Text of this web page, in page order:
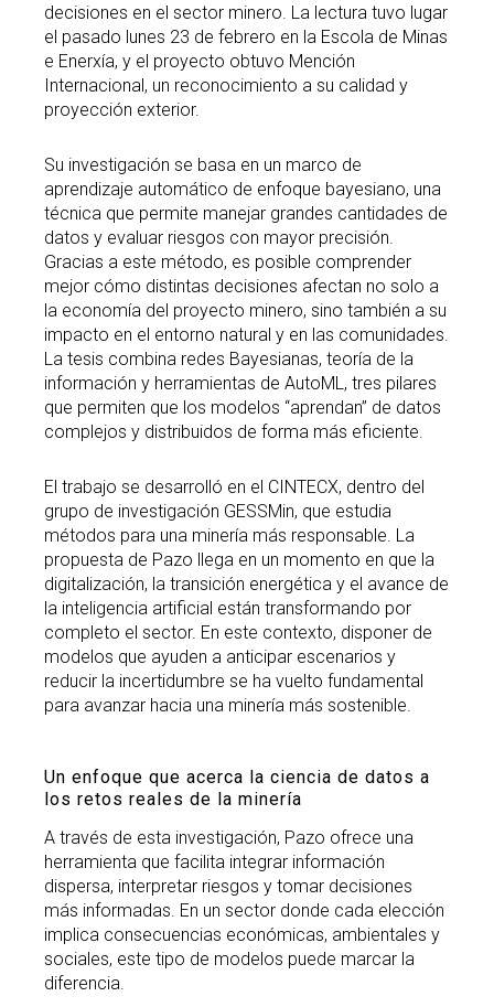
decisiones en el sector minero. La lectura tuvo lugar
el pasado lunes 23 de febrero en la Escola de Minas
e Enerxía, y el proyecto obtuvo Mención
Internacional, un reconocimiento a su calidad y
proyección exterior.
Su investigación se basa en un marco de
aprendizaje automático de enfoque bayesiano, una
técnica que permite manejar grandes cantidades de
datos y evaluar riesgos con mayor precisión.
Gracias a este método, es posible comprender
mejor cómo distintas decisiones afectan no solo a
la economía del proyecto minero, sino también a su
impacto en el entorno natural y en las comunidades.
La tesis combina redes Bayesianas, teoría de la
información y herramientas de AutoML, tres pilares
que permiten que los modelos “aprendan” de datos
complejos y distribuidos de forma más eficiente.
El trabajo se desarrolló en el CINTECX, dentro del
grupo de investigación GESSMin, que estudia
métodos para una minería más responsable. La
propuesta de Pazo llega en un momento en que la
digitalización, la transición energética y el avance de
la inteligencia artificial están transformando por
completo el sector. En este contexto, disponer de
modelos que ayuden a anticipar escenarios y
reducir la incertidumbre se ha vuelto fundamental
para avanzar hacia una minería más sostenible.
Un enfoque que acerca la ciencia de datos a
los retos reales de la minería
A través de esta investigación, Pazo ofrece una
herramienta que facilita integrar información
dispersa, interpretar riesgos y tomar decisiones
más informadas. En un sector donde cada elección
implica consecuencias económicas, ambientales y
sociales, este tipo de modelos puede marcar la
diferencia.